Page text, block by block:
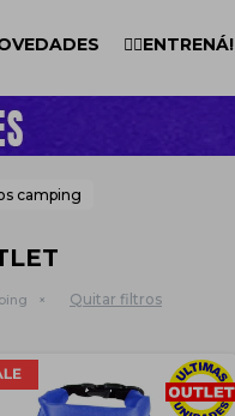
🏋️‍♂️ENTRENÁ!
camping
Quitar filtros